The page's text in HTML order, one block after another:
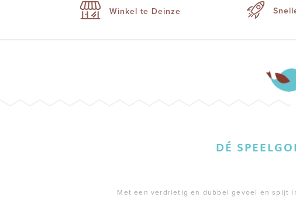
Winkel te Deinze
DÉ
Met een verdrietig en dubbel gevoel en spijt